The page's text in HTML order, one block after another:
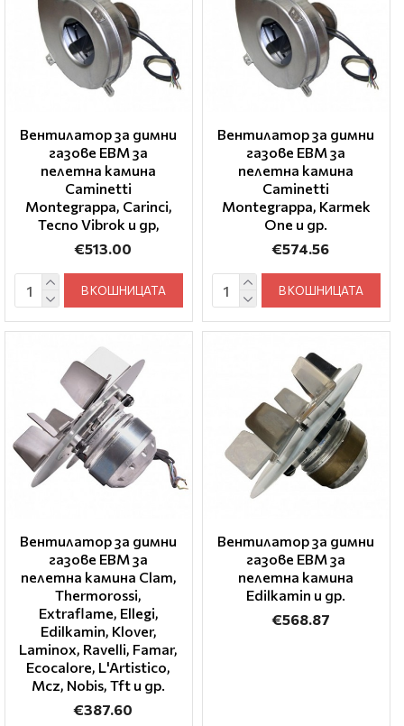
Вентилатор за димни
газове EBM за
пелетна камина
Caminetti
Montegrappa, Carinci,
Tecno Vibrok и др,
€513.00
В КОШНИЦАТА
Вентилатор за димни
газове EBM за
пелетна камина
Caminetti
Montegrappa, Karmek
One и др.
€574.56
В КОШНИЦАТА
Вентилатор за димни
газове EBM за
пелетна камина Clam,
Thermorossi,
Extraflame, Ellegi,
Edilkamin, Klover,
Laminox, Ravelli, Famar,
Ecocalore, L'Artistico,
Mcz, Nobis, Tft и др.
€387.60
Вентилатор за димни
газове EBM за
пелетна камина
Edilkamin и др.
€568.87